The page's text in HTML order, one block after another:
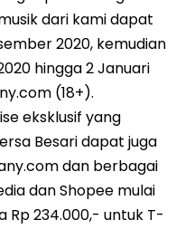
dari kami dapat
2020, kemudian
hingga 2 Januari
(18+).
eksklusif yang
Besari dapat juga
dan berbagai
dan Shopee mulai
Rp 234.000,- untuk T-